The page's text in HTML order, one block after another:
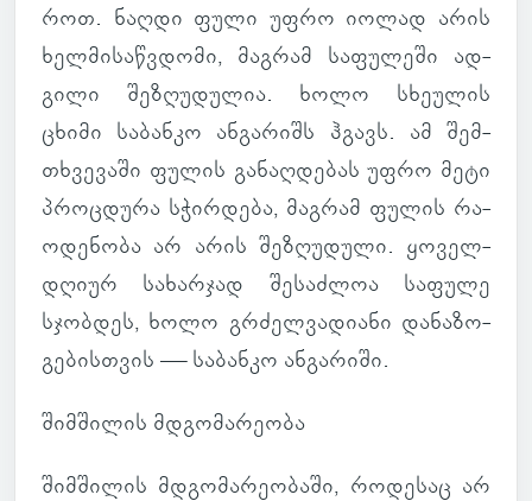
როთ. ნაღდი ფული უფრო იოლად არის
ხელ­მი­საწ­ვდომი, მაგ­რამ სა­ფუ­ლეში ად­
გილი შე­ზღუ­დუ­ლია. ხოლო სხე­უ­ლის
ცხიმი სა­ბანკო ან­გა­რიშს ჰგავს. ამ შემ­
თხვე­ვაში ფულის გა­ნაღ­დე­ბას უფრო მეტი
პროც­დურა სჭირ­დება, მაგ­რამ ფულის რა­
ო­დე­ნობა არ არის შე­ზღუ­დული. ყო­ველ­
დღიურ სა­ხარ­ჯად შე­საძ­ლოა სა­ფულე
სჯობ­დეს, ხოლო გრძელ­ვა­დი­ანი და­ნა­ზო­
გე­ბის­თვის — სა­ბანკო ან­გა­რიში.
შიმ­ში­ლის მდგო­მა­რე­ობა
შიმ­ში­ლის მდგო­მა­რე­ო­ბაში, რო­დე­საც არ